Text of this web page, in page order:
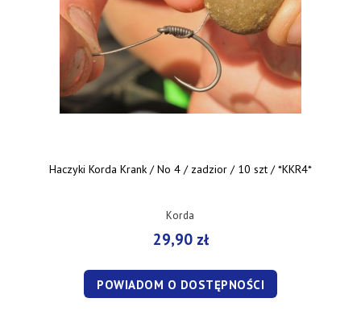
Haczyki Korda Krank / No 4 / zadzior / 10 szt / *KKR4*
Korda
29,90 zł
POWIADOM O DOSTĘPNOŚCI